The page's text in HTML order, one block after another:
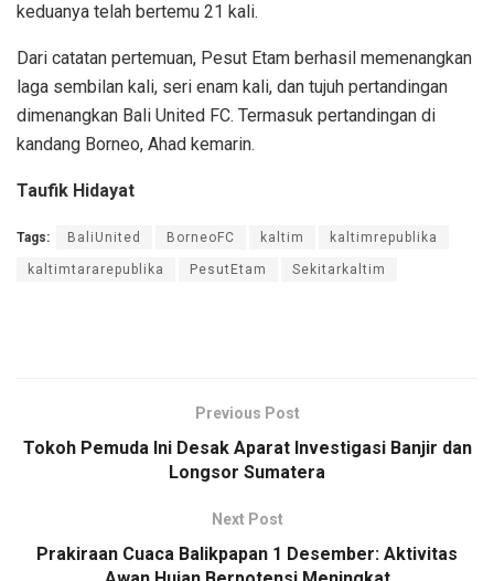
keduanya telah bertemu 21 kali.
Dari catatan pertemuan, Pesut Etam berhasil memenangkan
laga sembilan kali, seri enam kali, dan tujuh pertandingan
dimenangkan Bali United FC. Termasuk pertandingan di
kandang Borneo, Ahad kemarin.
Taufik Hidayat
Tags: BaliUnited BorneoFC kaltim kaltimrepublika
kaltimtararepublika PesutEtam Sekitarkaltim
Previous Post
Tokoh Pemuda Ini Desak Aparat Investigasi Banjir dan
Longsor Sumatera
Next Post
Prakiraan Cuaca Balikpapan 1 Desember: Aktivitas